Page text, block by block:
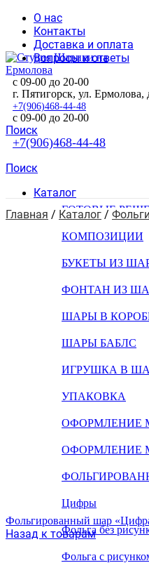
О нас
Контакты
Доставка и оплата
Вопросы и ответы
с 09-00 до 20-00
+7(906)468-44-48
Поиск
г. Пятигорск, ул. Ермолова,
с 09-00 до 20-00
+7(906)468-44-48
Поиск
Каталог
ГОТОВЫЕ
КОМПОЗИЦИИ
БУКЕТЫ ИЗ
ФОНТАН ИЗ
ШАРЫ В
ШАРЫ БАБЛС
ИГРУШКА В
УПАКОВКА
ОФОРМЛЕНИЕ
ОФОРМЛЕНИЕ
Цифры
Фольга без
Фольга с
Главная / Каталог /
Фольгированный шар «Цифра
Назад к товарам